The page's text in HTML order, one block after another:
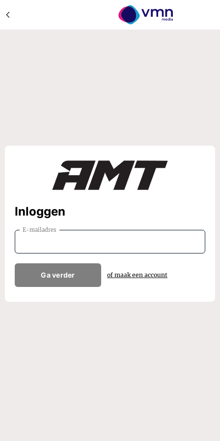
Inloggen
E-mailadres
Ga verder of maak een account